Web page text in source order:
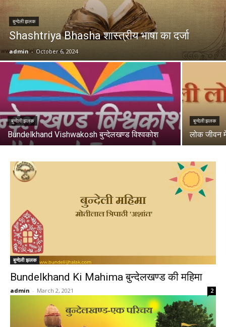
बुन्देली झलक
Shashtriya Bhasha शास्त्रीय भाषा का दर्जा
admin - October 6, 2024
बुन्देली झलक
Bundelkhand Vishwakosh बुन्देलखण्ड विश्वकोश
बुन्देली झलक
लोक जीवन
बुन्देली झलक
Bundelkhand Ki Mahima बुन्देलखण्ड की महिमा
admin - March 2, 2021 2